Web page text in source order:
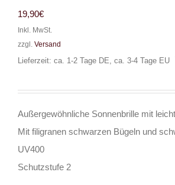
19,90€
Inkl. MwSt.
zzgl. Versand
Lieferzeit: ca. 1-2 Tage DE, ca. 3-4 Tage EU
Außergewöhnliche Sonnenbrille mit
Mit filigranen schwarzen Bügeln und
UV400
Schutzstufe 2